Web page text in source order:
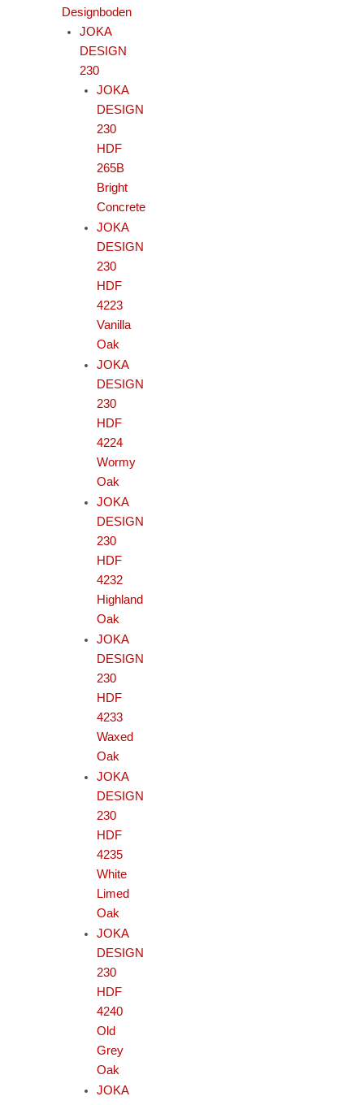
Designboden
JOKA
DESIGN
230
JOKA
DESIGN
230
HDF
265B
Bright
Concrete
JOKA
DESIGN
230
HDF
4223
Vanilla
Oak
JOKA
DESIGN
230
HDF
4224
Wormy
Oak
JOKA
DESIGN
230
HDF
4232
Highland
Oak
JOKA
DESIGN
230
HDF
4233
Waxed
Oak
JOKA
DESIGN
230
HDF
4235
White
Limed
Oak
JOKA
DESIGN
230
HDF
4240
Old
Grey
Oak
JOKA